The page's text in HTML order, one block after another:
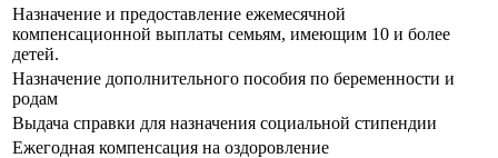
Назначение и предоставление ежемесячной
компенсационной выплаты семьям, имеющим 10 и более
детей.
Назначение дополнительного пособия по беременности и
родам
Выдача справки для назначения социальной стипендии
Ежегодная компенсация на оздоровление